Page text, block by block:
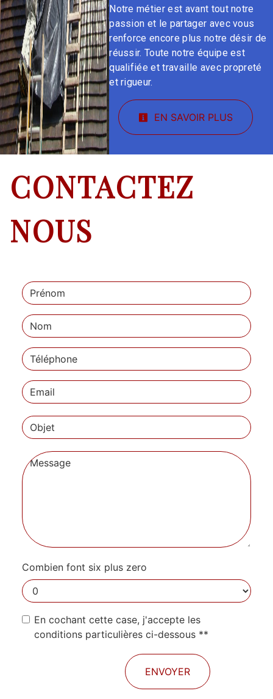
Notre métier est avant tout notre
passion et le partager avec vous
renforce encore plus notre désir de
réussir. Toute notre équipe est
qualifiée et travaille avec propreté
et rigueur.
EN SAVOIR PLUS
CONTACTEZ
NOUS
Combien font six plus zero
En cochant cette case, j'accepte les
conditions particulières ci-dessous **
ENVOYER